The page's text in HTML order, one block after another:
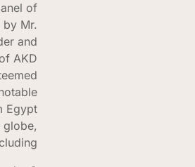
panel of
by Mr.
and
of AKD
esteemed
notable
from Egypt
the globe,
including: